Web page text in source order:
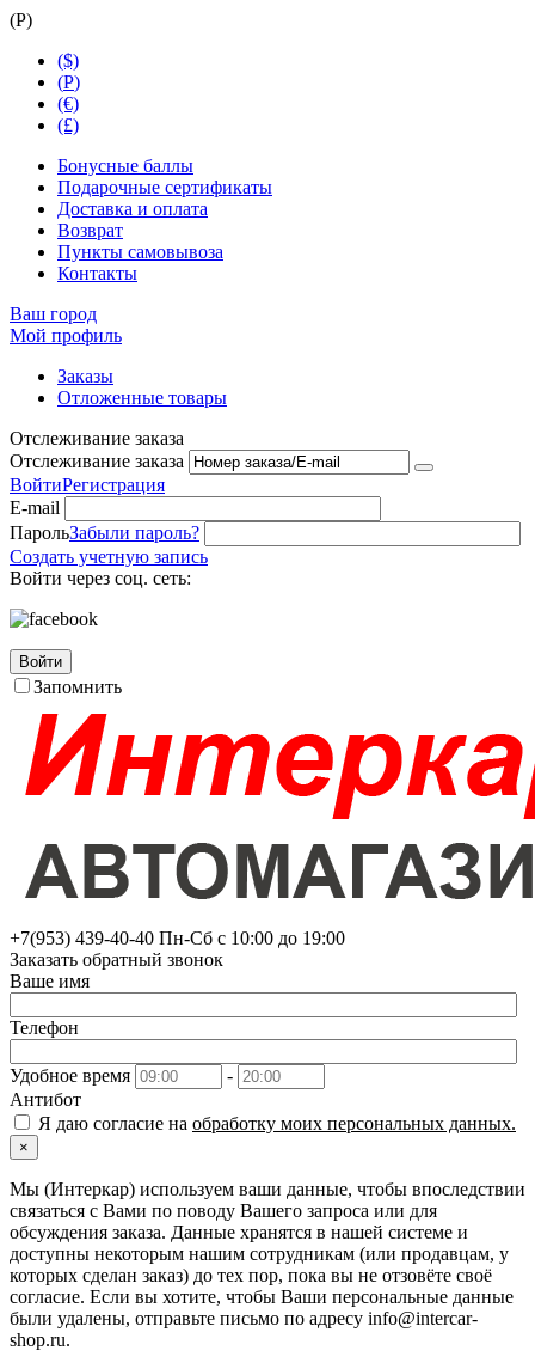
(Р)
($)
(Р)
(€)
(£)
Бонусные баллы
Подарочные сертификаты
Доставка и оплата
Возврат
Пункты самовывоза
Контакты
Ваш город
Мой профиль
Заказы
Отложенные товары
Отслеживание заказа
Отслеживание заказа
ВойтиРегистрация
E-mail
ПарольЗабыли пароль?
Создать учетную запись
Войти через соц. сеть:
Войти
Запомнить
+7(953) 439-40-40 Пн-Сб с 10:00 до 19:00
Заказать обратный звонок
Ваше имя
Телефон
Удобное время
-
Антибот
Я даю согласие на обработку моих персональных данных.
×
Мы (Интеркар) используем ваши данные, чтобы впоследствии
связаться с Вами по поводу Вашего запроса или для
обсуждения заказа. Данные хранятся в нашей системе и
доступны некоторым нашим сотрудникам (или продавцам, у
которых сделан заказ) до тех пор, пока вы не отзовёте своё
согласие. Если вы хотите, чтобы Ваши персональные данные
были удалены, отправьте письмо по адресу info@intercar-
shop.ru.